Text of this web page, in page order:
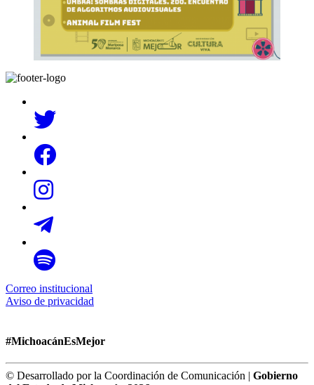
Correo institucional
Aviso de privacidad
#MichoacánEsMejor
© Desarrollado por la Coordinación de Comunicación | Gobierno